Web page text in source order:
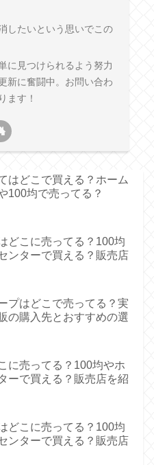
したいという思いでこの
に見つけられるよう努力
新に奮闘中。お問い合わ
ます！
はどこで買える？ホーム
100均で売ってる？
どこに売ってる？100均
ンターで買える？販売店
プはどこで売ってる？実
の購入先とおすすめの選
に売ってる？100均やホ
ーで買える？販売店を紹
どこに売ってる？100均
ンターで買える？販売店